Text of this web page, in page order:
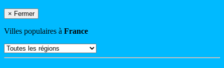
× Fermer
Villes populaires à France